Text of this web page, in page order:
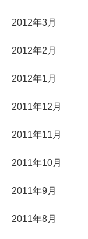
2012年3月
2012年2月
2012年1月
2011年12月
2011年11月
2011年10月
2011年9月
2011年8月